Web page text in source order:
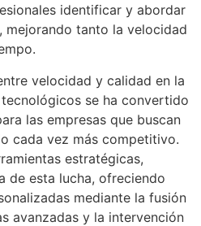
identificar y abordar
mejorando tanto la velocidad
velocidad y calidad en la
se ha convertido
las empresas que buscan
cada vez más competitivo.
estratégicas,
de esta lucha, ofreciendo
mediante la fusión
avanzadas y la intervención